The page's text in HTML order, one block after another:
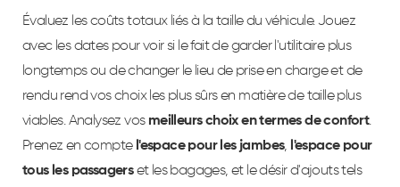
Évaluez les coûts totaux liés à la taille du véhicule. Jouez
avec les dates pour voir si le fait de garder l'utilitaire plus
longtemps ou de changer le lieu de prise en charge et de
rendu rend vos choix les plus sûrs en matière de taille plus
viables. Analysez vos meilleurs choix en termes de confort.
Prenez en compte l'espace pour les jambes, l'espace pour
tous les passagerset les bagages, et le désir d'ajouts tels